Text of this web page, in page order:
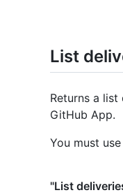
List
Returns a
GitHub App.
You must use
"List